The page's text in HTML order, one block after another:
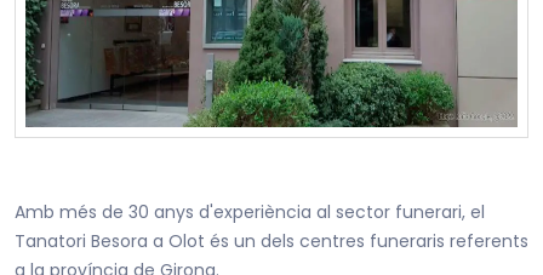
Amb més de 30 anys d'experiència al sector funerari, el
Tanatori Besora a Olot és un dels centres funeraris referents
a la província de Girona.